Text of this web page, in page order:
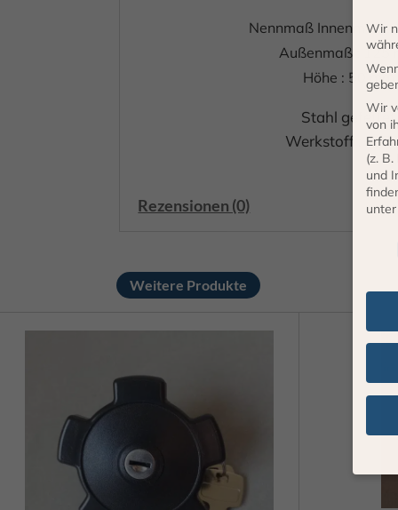
Nennmaß Innenmaß :
Außenmaß : 125
Höhe : 50 mm
Stahl gefettet
Werkstoff :
Rezensionen (0)
Weitere Produkte
Wir
Wir
von
(z.
und
unter